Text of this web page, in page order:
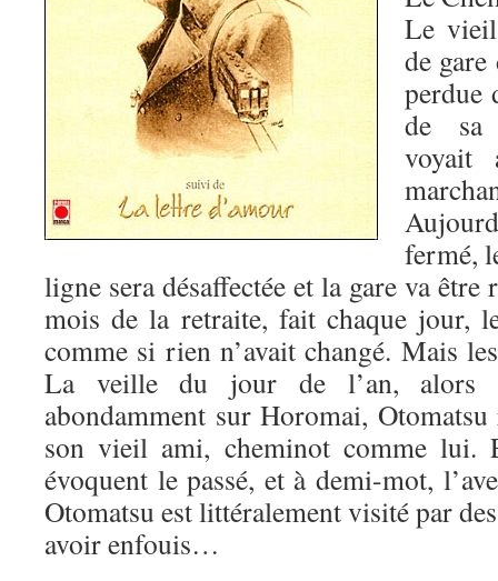
Le
de
perdue
de sa
voyait
fermé,
ligne sera désaffectée et la gare va être
mois de la retraite, fait chaque jour,
comme si rien n’avait changé. Mais
La veille du jour de l’an, alors
abondamment sur Horomai,
son vieil ami, cheminot comme lui.
évoquent le passé, et à demi-mot,
Otomatsu est littéralement visité par
avoir enfouis…